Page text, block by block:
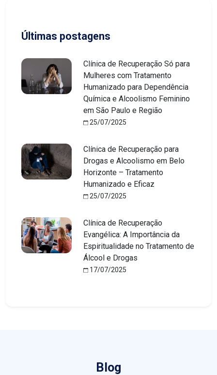
Últimas postagens
Clínica de Recuperação Só para
Mulheres com Tratamento
Humanizado para Dependência
Química e Alcoolismo Feminino
em São Paulo e Região
25/07/2025
Clínica de Recuperação para
Drogas e Alcoolismo em Belo
Horizonte – Tratamento
Humanizado e Eficaz
25/07/2025
Clínica de Recuperação
Evangélica: A Importância da
Espiritualidade no Tratamento de
Álcool e Drogas
17/07/2025
Blog